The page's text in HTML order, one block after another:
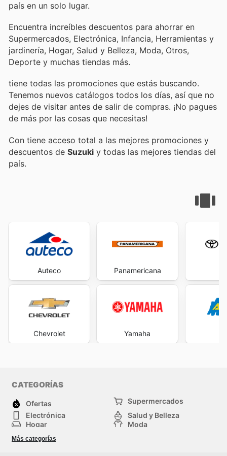
país en un solo lugar.
Encuentra increíbles descuentos para ahorrar en
Supermercados, Electrónica, Infancia, Herramientas y
jardinería, Hogar, Salud y Belleza, Moda, Otros,
Deporte y muchas tiendas más.
tiene todas las promociones que estás buscando.
Tenemos nuevos catálogos todos los días, así que no
dejes de visitar antes de salir de compras. ¡No pagues
de más por las cosas que necesitas!
Con tiene acceso total a las mejores promociones y
descuentos de Suzuki y todas las mejores tiendas del
país.
Auteco
Chevrolet
Panamericana
Yamaha
CATEGORÍAS
Ofertas
Supermercados
Electrónica
Salud y Belleza
Hogar
Moda
Herramientas y jardinería
Infancia
Más categorías